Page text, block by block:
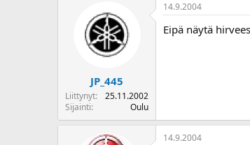
JP_445
Liittynyt
25.11.2002
Sijainti
Oulu
14.9.2004
Eipä näytä
14.9.2004